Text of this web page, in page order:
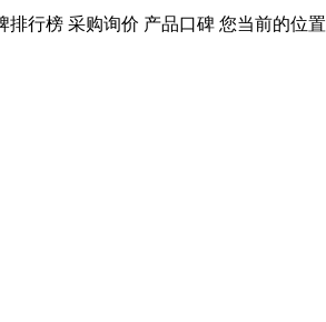
行榜 采购询价 产品口碑 您当前的位